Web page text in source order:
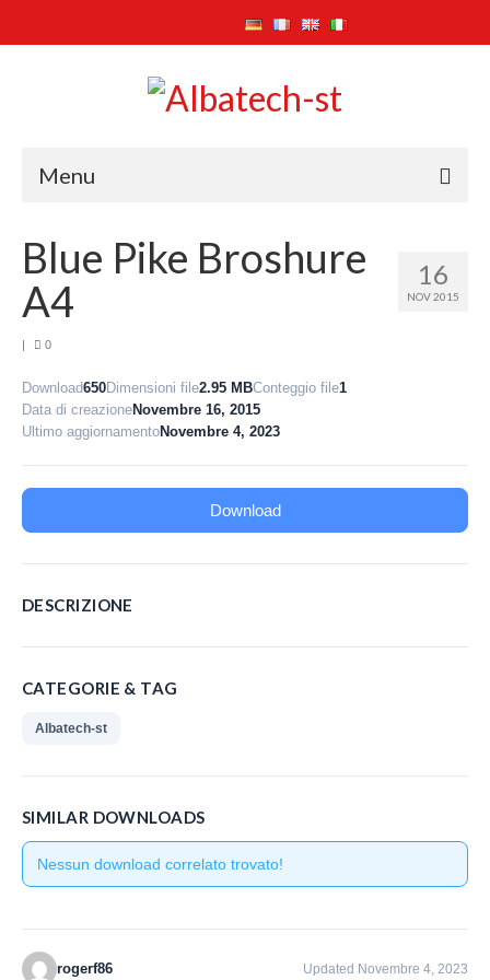
Menu
Azienda
Attività
Settore Ecologico
16
NOV 2015
Blue Pike Broshure
A4
| 0
Download650Dimensioni file2.95 MBConteggio file1
Data di creazioneNovembre 16, 2015
Ultimo aggiornamentoNovembre 4, 2023
Download
DESCRIZIONE
CATEGORIE & TAG
Albatech-st
SIMILAR DOWNLOADS
Nessun download correlato trovato!
rogerf86 Updated Novembre 4, 2023